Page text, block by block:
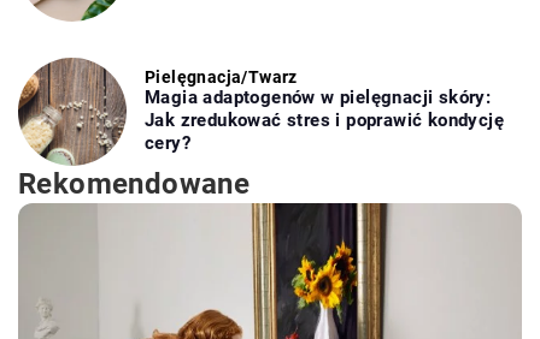
Pielęgnacja/Twarz
Magia adaptogenów w pielęgnacji skóry:
Jak zredukować stres i poprawić kondycję
cery?
Rekomendowane